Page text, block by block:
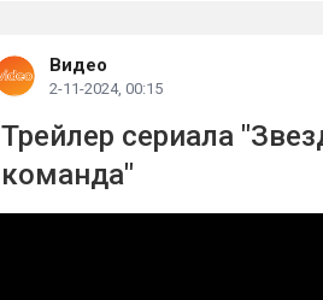
Видео
2-11-2024, 00:15
Трейлер сериала
команда"